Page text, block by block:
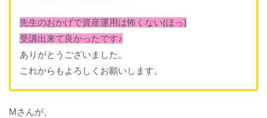
先生のおかげで資産運用は怖くない(ほっ)
受講出来て良かったです♪
ありがとうございました。
これからもよろしくお願いします。
Mさんが、